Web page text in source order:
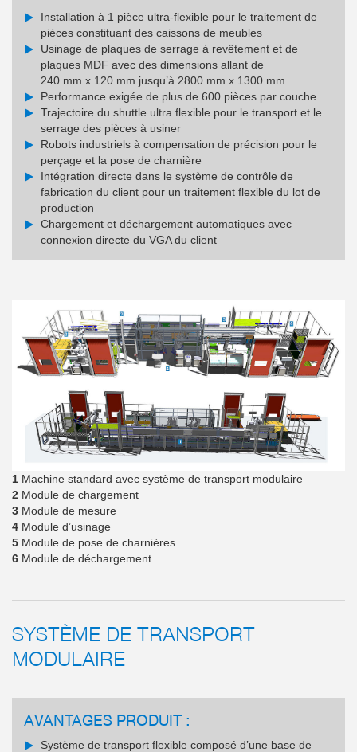
Installation à 1 pièce ultra-flexible pour le traitement de
pièces constituant des caissons de meubles
Usinage de plaques de serrage à revêtement et de
plaques MDF avec des dimensions allant de
240 mm x 120 mm jusqu’à 2800 mm x 1300 mm
Performance exigée de plus de 600 pièces par couche
Trajectoire du shuttle ultra flexible pour le transport et le
serrage des pièces à usiner
Robots industriels à compensation de précision pour le
perçage et la pose de charnière
Intégration directe dans le système de contrôle de
fabrication du client pour un traitement flexible du lot de
production
Chargement et déchargement automatiques avec
connexion directe du VGA du client
1 Machine standard avec système de transport modulaire
2 Module de chargement
3 Module de mesure
4 Module d’usinage
5 Module de pose de charnières
6 Module de déchargement
SYSTÈME DE TRANSPORT
MODULAIRE
AVANTAGES PRODUIT :
Système de transport flexible composé d’une base de